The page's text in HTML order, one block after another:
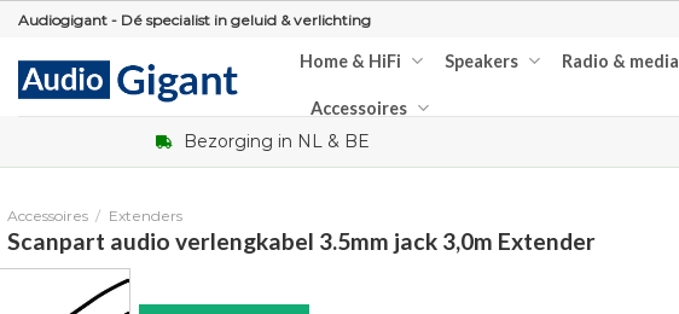
Skip
content
Audiogigant - Dé specialist in geluid & verlichting
Home & HiFi Speakers Radio & media
Accessoires
Bezorging in NL & BE
Accessoires / Extenders
Scanpart audio verlengkabel 3.5mm jack 3,0m Extender